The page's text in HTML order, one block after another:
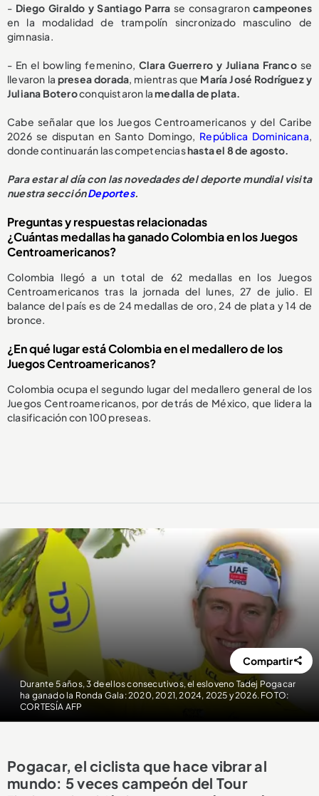
- Diego Giraldo y Santiago Parra se consagraroncampeones
en la modalidad de trampolín sincronizado masculino de
gimnasia.
- En el bowling femenino, Clara Guerrero y Juliana Francose
llevaron la presea dorada, mientras que María José Rodríguez y
Juliana Boteroconquistaron lamedalla de plata.
Cabe señalar que los Juegos Centroamericanos y del Caribe
2026 se disputan en Santo Domingo, República Dominicana,
donde continuarán las competenciashasta el 8 de agosto.
Para estar al día con las novedades del deporte mundial visita
nuestra secciónDeportes.
Preguntas y respuestas relacionadas
¿Cuántas medallas ha ganado Colombia en los Juegos
Centroamericanos?
Colombia llegó a un total de 62 medallas en los Juegos
Centroamericanos tras la jornada del lunes, 27 de julio. El
balance del país es de 24 medallas de oro, 24 de plata y 14 de
bronce.
¿En qué lugar está Colombia en el medallero de los
Juegos Centroamericanos?
Colombia ocupa el segundo lugar del medallero general de los
Juegos Centroamericanos, por detrás de México, que lidera la
clasificación con 100 preseas.
Durante 5 años, 3 de ellos consecutivos, el esloveno Tadej Pogacar
ha ganado la Ronda Gala: 2020, 2021, 2024, 2025 y 2026. FOTO:
CORTESÍA AFP
Compartir
Pogacar, el ciclista que hace vibrar al
mundo: 5 veces campeón del Tour